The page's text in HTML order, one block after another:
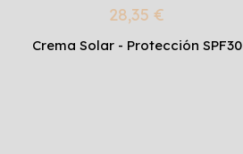
28,35€
Crema Solar - Protección SPF30